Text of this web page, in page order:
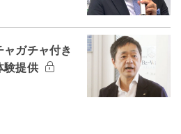
ガチャ付き
験提供